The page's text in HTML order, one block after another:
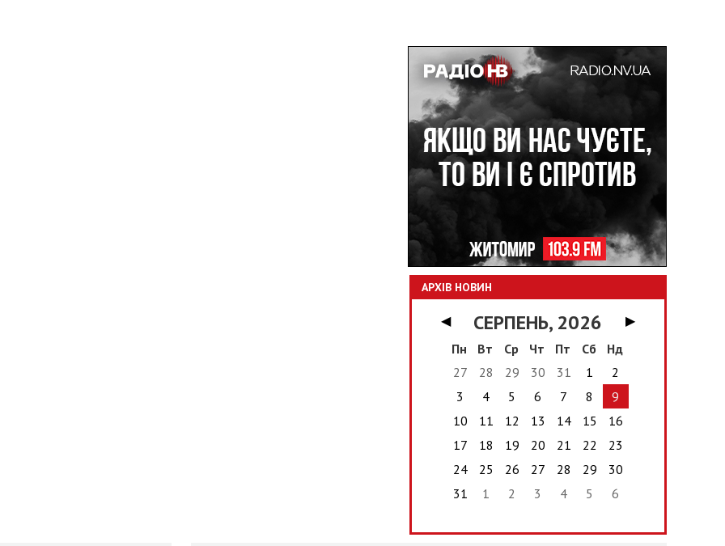
АРХІВ НОВИН
◀ СЕРПЕНЬ, 2026
▶
Пн
Вт Ср Чт Пт Сб
Нд
27
28 29 30 31 1
2
3
4 5 6 7 8
9
10
11 12 13 14 15
16
17
18 19 20 21 22
23
24
25 26 27 28 29
30
31
1 2 3 4 5 6